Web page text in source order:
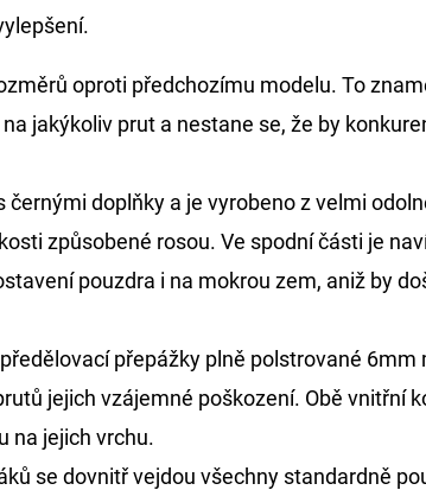
oproti předchozímu modelu. To
jakýkoliv prut a nestane se, že by
černými doplňky a je vyrobeno z velmi
způsobené rosou. Ve spodní části je
pouzdra i na mokrou zem, aniž by
přepážky plně polstrované 6mm
jejich vzájemné poškození. Obě vnitřní
na jejich vrchu.
se dovnitř vejdou všechny standardně